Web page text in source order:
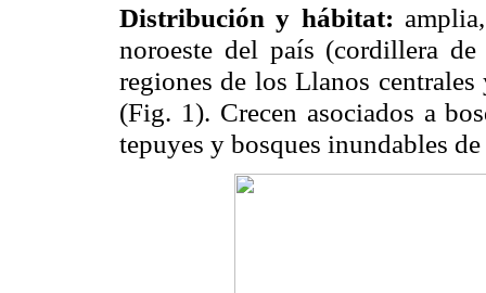
Distribución y hábitat:
noroeste del país (cordillera
regiones de los Llanos
(Fig. 1). Crecen asociados a
tepuyes y bosques inundables